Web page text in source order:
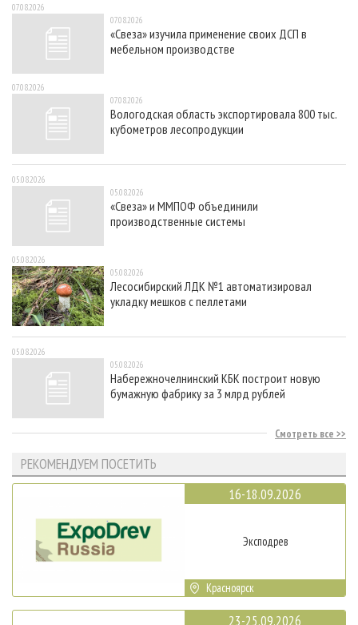
07.08.2026
07.08.2026
«Свеза» изучила применение своих ДСП в
мебельном производстве
07.08.2026
07.08.2026
Вологодская область экспортировала 800 тыс.
кубометров лесопродукции
05.08.2026
05.08.2026
«Свеза» и ММПОФ объединили
производственные системы
05.08.2026
05.08.2026
Лесосибирский ЛДК №1 автоматизировал
укладку мешков с пеллетами
05.08.2026
05.08.2026
Набережночелнинский КБК построит новую
бумажную фабрику за 3 млрд рублей
Смотреть все
РЕКОМЕНДУЕМ ПОСЕТИТЬ
16-18.09.2026
Эксподрев
Красноярск
23-25.09.2026